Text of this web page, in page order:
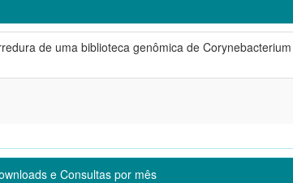
de uma biblioteca genômica de
e Consultas por mês